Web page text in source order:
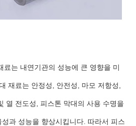
료는 내연기관의 성능에 큰 영향을 미
재료는 안정성, 안전성, 마모 저항성,
열 전도성, 피스톤 막대의 사용 수명을
과 성능을 향상시킵니다. 따라서 피스